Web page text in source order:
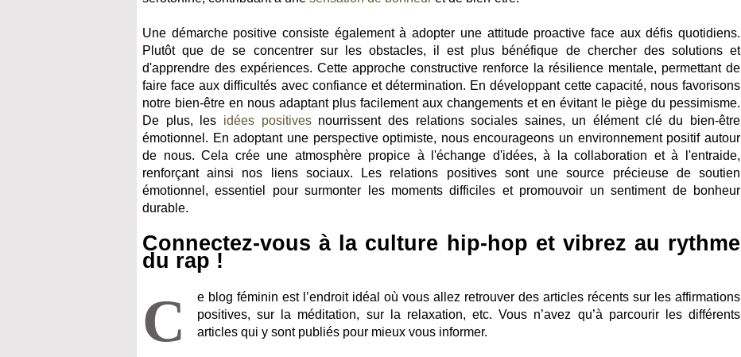
Une démarche positive consiste également à adopter une attitude proactive face aux défis quotidiens.
Plutôt que de se concentrer sur les obstacles, il est plus bénéfique de chercher des solutions et
d'apprendre des expériences. Cette approche constructive renforce la résilience mentale, permettant de
faire face aux difficultés avec confiance et détermination. En développant cette capacité, nous favorisons
notre bien-être en nous adaptant plus facilement aux changements et en évitant le piège du pessimisme.
De plus, les idées positivesnourrissent des relations sociales saines, un élément clé du bien-être
émotionnel. En adoptant une perspective optimiste, nous encourageons un environnement positif autour
de nous. Cela crée une atmosphère propice à l'échange d'idées, à la collaboration et à l'entraide,
renforçant ainsi nos liens sociaux. Les relations positives sont une source précieuse de soutien
émotionnel, essentiel pour surmonter les moments difficiles et promouvoir un sentiment de bonheur
durable.
Connectez-vous à la culture hip-hop et vibrez au rythme
du rap !
C
e blog féminin est l’endroit idéal où vous allez retrouver des articles récents sur les affirmations
positives, sur la méditation, sur la relaxation, etc. Vous n’avez qu’à parcourir les différents
articles qui y sont publiés pour mieux vous informer.